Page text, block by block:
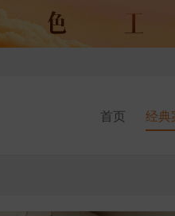
首页 经典